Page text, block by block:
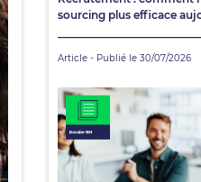
sourcing plus efficace
Article - Publié le 30/07/2026